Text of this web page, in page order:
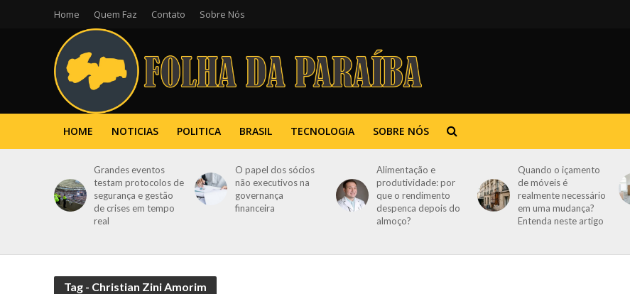
Home Quem Faz Contato Sobre Nós
HOME NOTICIAS POLITICA BRASIL TECNOLOGIA SOBRE NÓS
Grandes eventos
testam protocolos de
segurança e gestão
de crises em tempo
real
O papel dos sócios
não executivos na
governança
financeira
Alimentação e
produtividade: por
que o rendimento
despenca depois do
almoço?
Quando o içamento
de móveis é
realmente necessário
em uma mudança?
Entenda neste artigo
Tag - Christian Zini Amorim